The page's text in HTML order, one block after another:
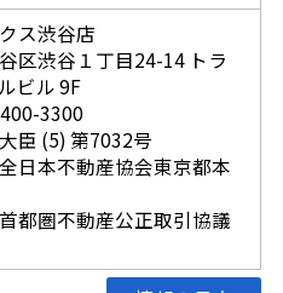
ス渋谷店
区渋谷１丁目24-14 トラ
ビル 9F
3300
臣 (5) 第7032号
全日本不動産協会東京都本
首都圏不動産公正取引協議